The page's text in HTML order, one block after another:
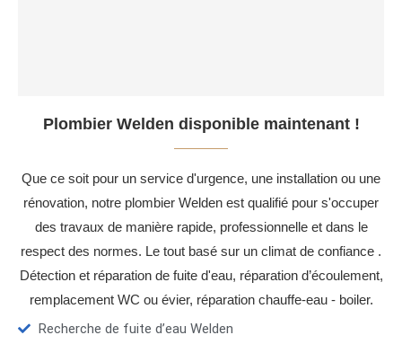
Plombier Welden disponible maintenant !
Que ce soit pour un service d'urgence, une installation ou une
rénovation, notre plombier Welden est qualifié pour s'occuper
des travaux de manière rapide, professionnelle et dans le
respect des normes. Le tout basé sur un climat de confiance .
Détection et réparation de fuite d'eau, réparation d’écoulement,
remplacement WC ou évier, réparation chauffe-eau - boiler.
Recherche de fuite d’eau Welden